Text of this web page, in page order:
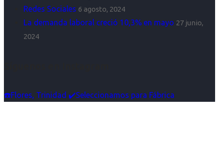
Redes Sociales 6 agosto, 2024
La demanda laboral creció 10,3% en mayo 27 junio,
2024
☎️Flores, Trinidad ✔️Seleccionamos para Fábrica